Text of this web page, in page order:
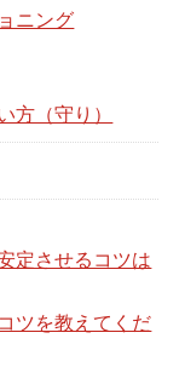
ニング
方（守り）
定させるコツは
ツを教えてくだ